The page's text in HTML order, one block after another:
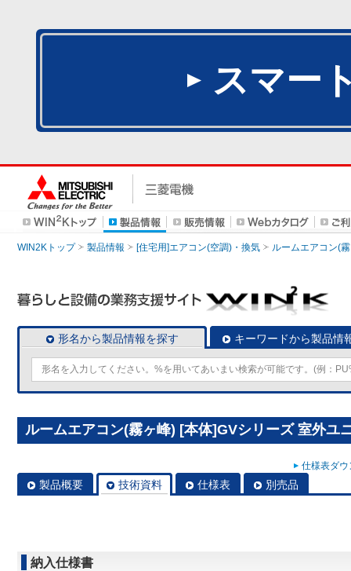
スマー
WIN2Kトップ 製品情報 [住宅用]エアコン(空調)・換気 ルームエアコン(
形名から製品情報を探す キーワードから製品情
ルームエアコン(霧ヶ峰) [本体]GVシリーズ 室外ユ
仕様表ダ
製品概要 技術資料 仕様表 別売品
納入仕様書